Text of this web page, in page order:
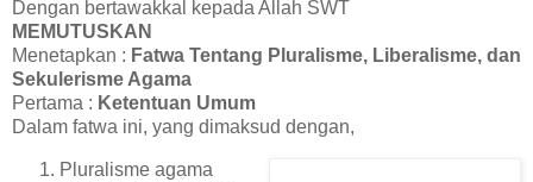
Dengan bertawakkal kepada Allah SWT
MEMUTUSKAN
Menetapkan : Fatwa Tentang Pluralisme, Liberalisme, dan
Sekulerisme Agama
Pertama : Ketentuan Umum
Dalam fatwa ini, yang dimaksud dengan,
Pluralisme agama